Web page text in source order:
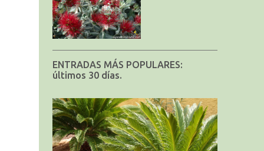
ENTRADAS MÁS POPULARES:
últimos 30 días.